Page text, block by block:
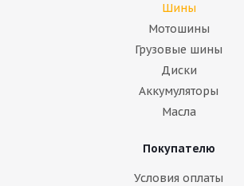
ARIVO ICE CLAW ARW7 225/55 R17 101H
Шины
Мотошины
Грузовые шины
Диски
Аккумуляторы
Масла
Покупателю
Условия оплаты